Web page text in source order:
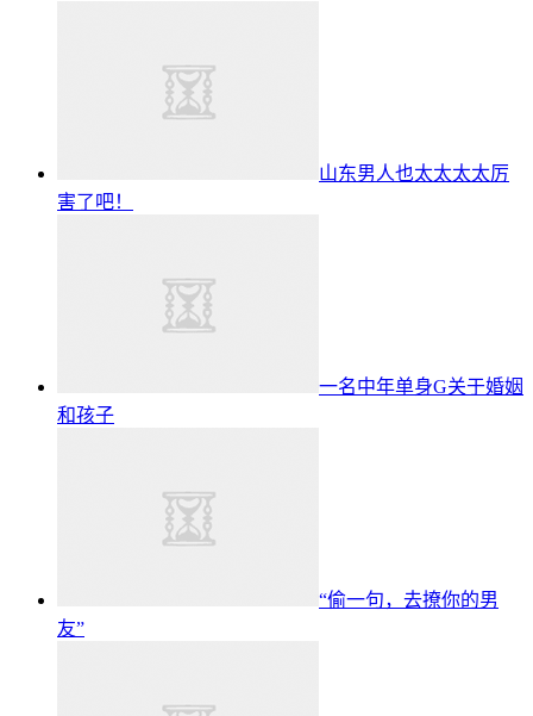
山东男人也太太太太厉
害了吧！
一名中年单身G关于婚姻
和孩子
“偷一句，去撩你的男
友”